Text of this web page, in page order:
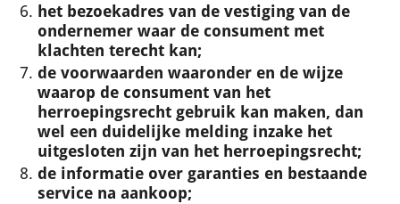
het bezoekadres van de vestiging van de
ondernemer waar de consument met
klachten terecht kan;
de voorwaarden waaronder en de wijze
waarop de consument van het
herroepingsrecht gebruik kan maken, dan
wel een duidelijke melding inzake het
uitgesloten zijn van het herroepingsrecht;
de informatie over garanties en bestaande
service na aankoop;